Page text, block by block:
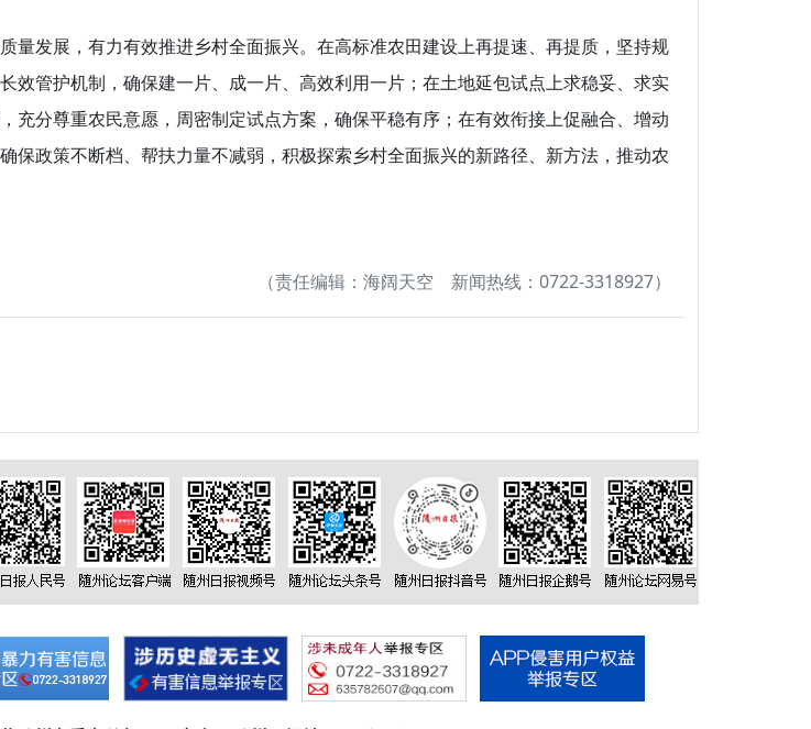
发展，有力有效推进乡村全面振兴。在高标准农田建设上再提速、再提质，坚持规
效管护机制，确保建一片、成一片、高效利用一片；在土地延包试点上求稳妥、求实
充分尊重农民意愿，周密制定试点方案，确保平稳有序；在有效衔接上促融合、增动
保政策不断档、帮扶力量不减弱，积极探索乡村全面振兴的新路径、新方法，推动农
（责任编辑：海阔天空 新闻热线：0722-3318927）